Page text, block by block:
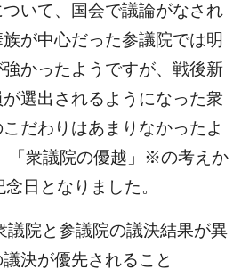
いて、国会で議論がなされ
が中心だった参議院では明
かったようですが、戦後新
選出されるようになった衆
だわりはあまりなかったよ
「衆議院の優越」※の考えか
日となりました。
院と参議院の議決結果が異
決が優先されること